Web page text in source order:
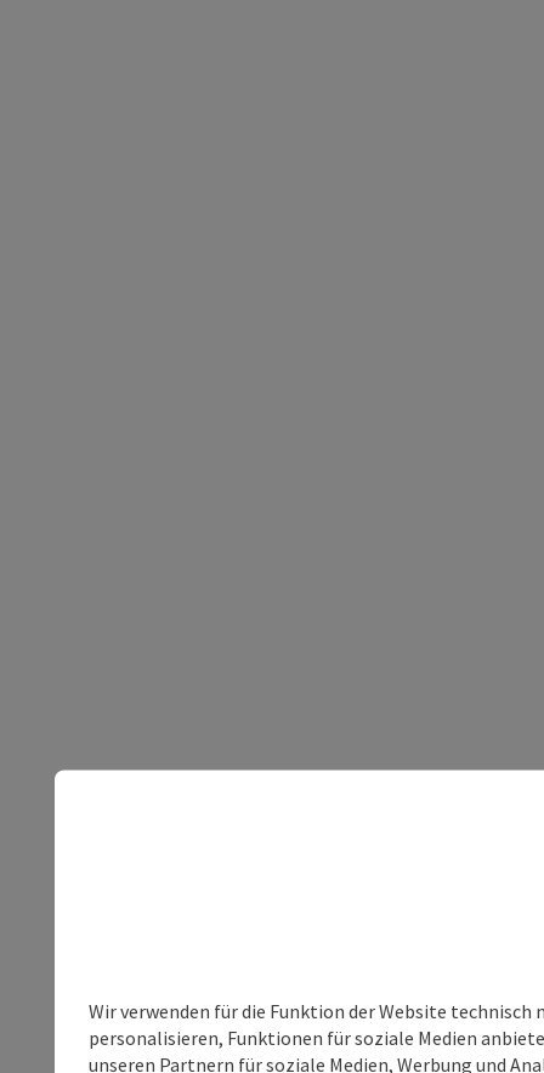
Wir verwenden für die Funktion der Website
personalisieren, Funktionen für soziale Medien
unseren Partnern für soziale Medien, Werbung und